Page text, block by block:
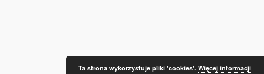
Ta strona wykorzystuje pliki 'cookies'. Więcej informacji